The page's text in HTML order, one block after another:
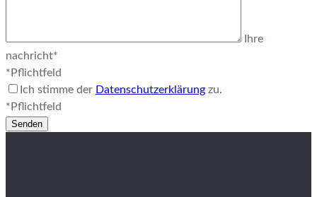
Ihre
nachricht*
*Pflichtfeld
Ich stimme der Datenschutzerklärung zu.
*Pflichtfeld